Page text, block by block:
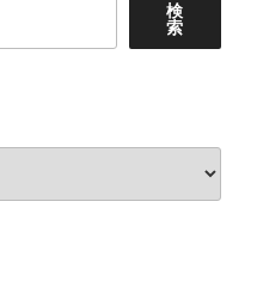
検
索